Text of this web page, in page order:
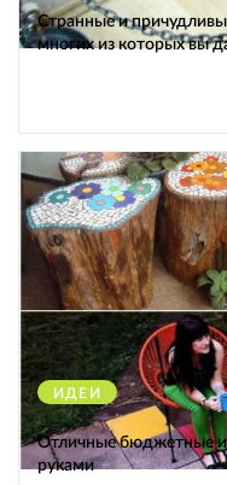
Странные и
многих из которых вы
ИДЕИ
Отличные бюджетные
руками